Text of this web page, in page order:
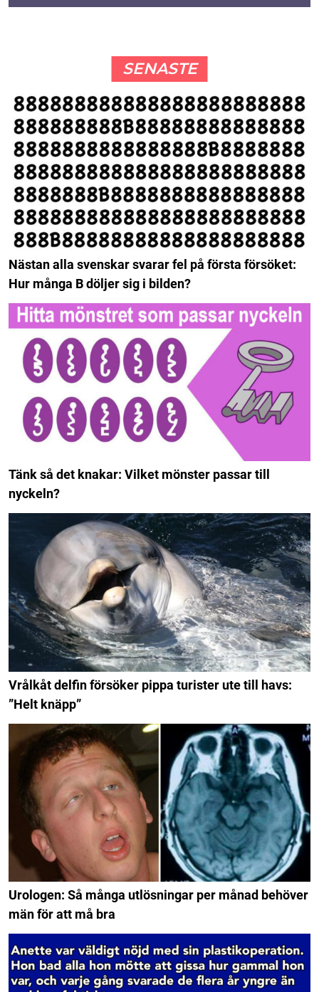
SENASTE
Nästan alla svenskar svarar fel på första försöket:
Hur många B döljer sig i bilden?
Tänk så det knakar: Vilket mönster passar till
nyckeln?
Vrålkåt delfin försöker pippa turister ute till havs:
”Helt knäpp”
Urologen: Så många utlösningar per månad behöver
män för att må bra